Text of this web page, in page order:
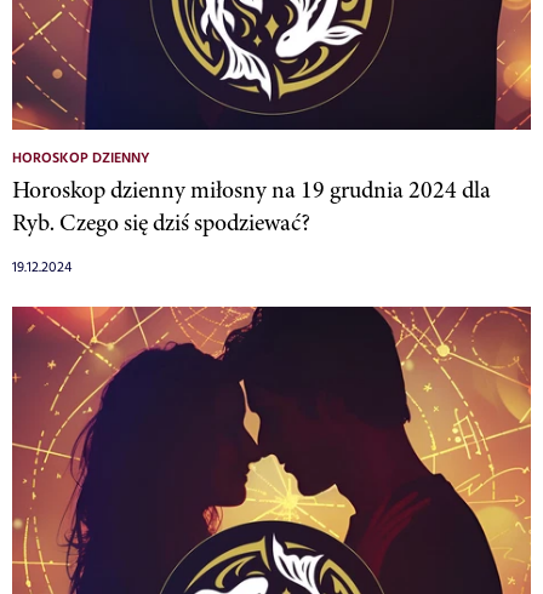
HOROSKOP DZIENNY
Horoskop dzienny miłosny na 19 grudnia 2024 dla
Ryb. Czego się dziś spodziewać?
19.12.2024